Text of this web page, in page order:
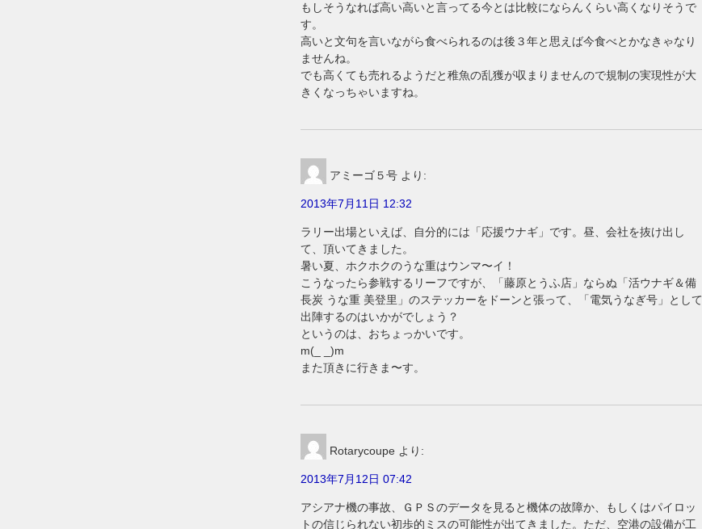
もしそうなれば高い高いと言ってる今とは比較にならんくらい高くなりそうで
す。
高いと文句を言いながら食べられるのは後３年と思えば今食べとかなきゃなり
ませんね。
でも高くても売れるようだと稚魚の乱獲が収まりませんので規制の実現性が大
きくなっちゃいますね。
アミーゴ５号 より:
2013年7月11日 12:32
ラリー出場といえば、自分的には「応援ウナギ」です。昼、会社を抜け出し
て、頂いてきました。
暑い夏、ホクホクのうな重はウンマ〜イ！
こうなったら参戦するリーフですが、「藤原とうふ店」ならぬ「活ウナギ＆備
長炭 うな重 美登里」のステッカーをドーンと張って、「電気うなぎ号」として
出陣するのはいかがでしょう？
というのは、おちょっかいです。
m(_ _)m
また頂きに行きま〜す。
Rotarycoupe より:
2013年7月12日 07:42
アシアナ機の事故、ＧＰＳのデータを見ると機体の故障か、もしくはパイロッ
トの信じられない初歩的ミスの可能性が出てきました。ただ、空港の設備が工